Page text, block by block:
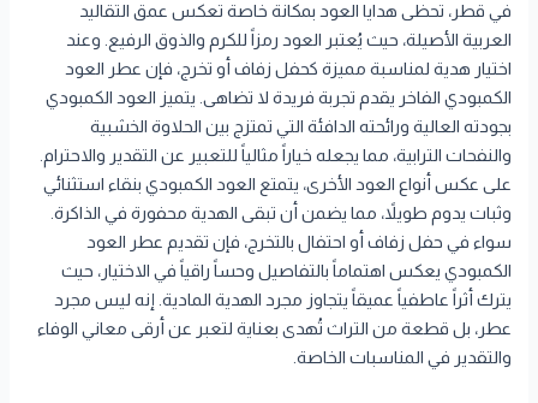
في قطر، تحظى هدايا العود بمكانة خاصة تعكس عمق التقاليد
العربية الأصيلة، حيث يُعتبر العود رمزاً للكرم والذوق الرفيع. وعند
اختيار هدية لمناسبة مميزة كحفل زفاف أو تخرج، فإن عطر العود
الكمبودي الفاخر يقدم تجربة فريدة لا تضاهى. يتميز العود الكمبودي
بجودته العالية ورائحته الدافئة التي تمتزج بين الحلاوة الخشبية
والنفحات الترابية، مما يجعله خياراً مثالياً للتعبير عن التقدير والاحترام.
على عكس أنواع العود الأخرى، يتمتع العود الكمبودي بنقاء استثنائي
وثبات يدوم طويلاً، مما يضمن أن تبقى الهدية محفورة في الذاكرة.
سواء في حفل زفاف أو احتفال بالتخرج، فإن تقديم عطر العود
الكمبودي يعكس اهتماماً بالتفاصيل وحساً راقياً في الاختيار، حيث
يترك أثراً عاطفياً عميقاً يتجاوز مجرد الهدية المادية. إنه ليس مجرد
عطر، بل قطعة من التراث تُهدى بعناية لتعبر عن أرقى معاني الوفاء
والتقدير في المناسبات الخاصة.